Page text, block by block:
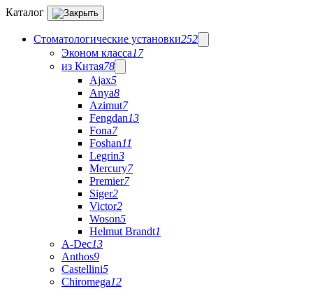
Каталог
Стоматологические установки252
Эконом класса17
из Китая78
Ajax5
Anya8
Azimut7
Fengdan13
Fona7
Foshan11
Legrin3
Mercury7
Premier7
Siger2
Victor2
Woson5
Helmut Brandt1
A-Dec13
Anthos9
Castellini5
Chiromega12